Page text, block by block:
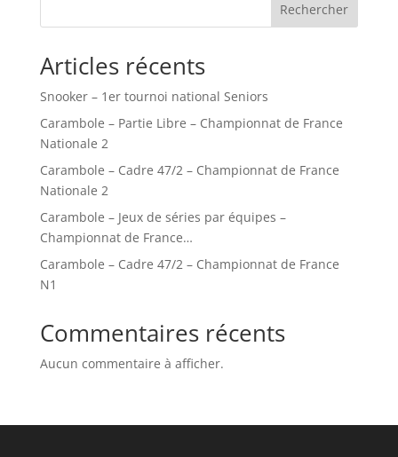
Rechercher
Articles récents
Snooker – 1er tournoi national Seniors
Carambole – Partie Libre – Championnat de France
Nationale 2
Carambole – Cadre 47/2 – Championnat de France
Nationale 2
Carambole – Jeux de séries par équipes –
Championnat de France…
Carambole – Cadre 47/2 – Championnat de France
N1
Commentaires récents
Aucun commentaire à afficher.